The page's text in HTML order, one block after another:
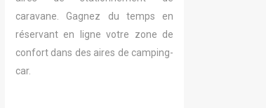
caravane. Gagnez du temps en
réservant en ligne votre zone de
confort dans des aires de camping-
car.